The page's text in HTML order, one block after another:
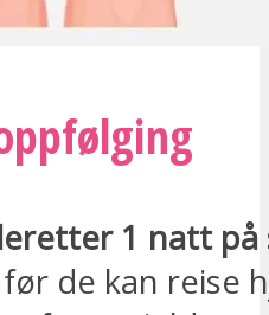
1 natt på
de kan reise